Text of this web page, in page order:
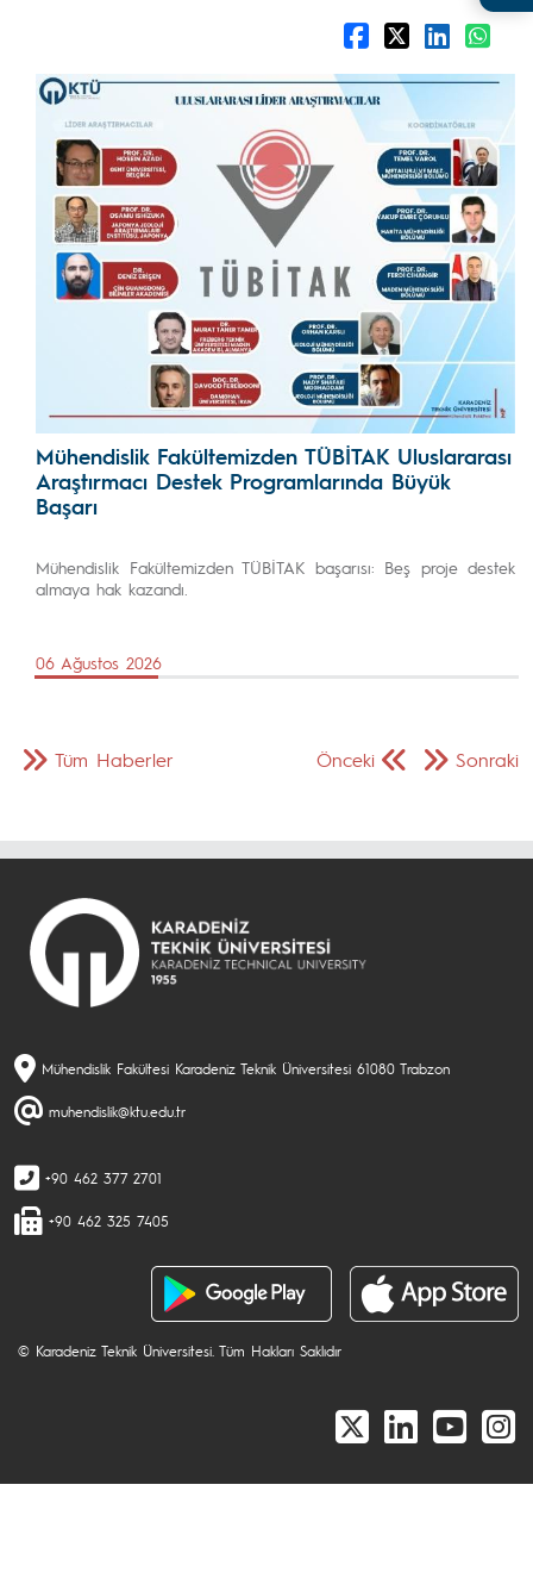
Mühendislik Fakültemizden TÜBİTAK Uluslararası
Araştırmacı Destek Programlarında Büyük
Başarı
Mühendislik Fakültemizden TÜBİTAK başarısı: Beş proje destek
almaya hak kazandı.
06 Ağustos 2026
Önceki Sonraki
Tüm Haberler
Mühendislik Fakültesi Karadeniz Teknik Üniversitesi 61080 Trabzon
muhendislik@ktu.edu.tr
+90 462 377 2701
+90 462 325 7405
© Karadeniz Teknik Üniversitesi. Tüm Hakları Saklıdır